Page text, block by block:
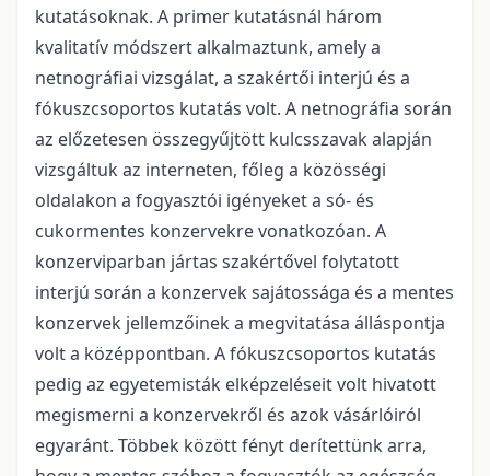
kutatásoknak. A primer kutatásnál három
kvalitatív módszert alkalmaztunk, amely a
netnográfiai vizsgálat, a szakértői interjú és a
fókuszcsoportos kutatás volt. A netnográfia során
az előzetesen összegyűjtött kulcsszavak alapján
vizsgáltuk az interneten, főleg a közösségi
oldalakon a fogyasztói igényeket a só- és
cukormentes konzervekre vonatkozóan. A
konzerviparban jártas szakértővel folytatott
interjú során a konzervek sajátossága és a mentes
konzervek jellemzőinek a megvitatása álláspontja
volt a középpontban. A fókuszcsoportos kutatás
pedig az egyetemisták elképzeléseit volt hivatott
megismerni a konzervekről és azok vásárlóiról
egyaránt. Többek között fényt derítettünk arra,